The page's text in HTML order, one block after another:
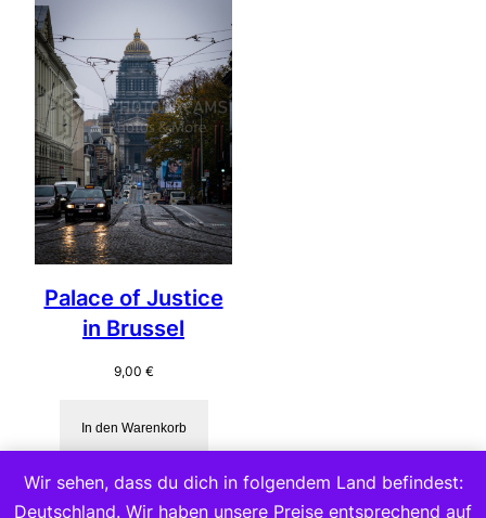
Palace of Justice
in Brussel
9,00 €
In den Warenkorb
Wir sehen, dass du dich in folgendem Land befindest:
Deutschland. Wir haben unsere Preise entsprechend auf